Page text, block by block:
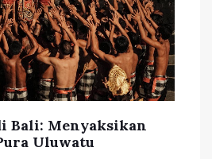
Bali: Menyaksikan
Uluwatu